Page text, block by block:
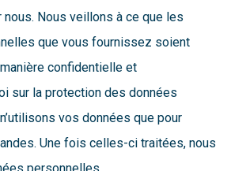
Nous veillons à ce que les
que vous fournissez soient
confidentielle et
sur la protection des données
vos données que pour
Une fois celles-ci traitées, nous